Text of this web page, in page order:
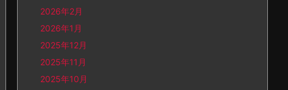
2026年2月
2026年1月
2025年12月
2025年11月
2025年10月